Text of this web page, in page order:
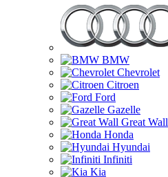
BMW
Chevrolet
Citroen
Ford
Gazelle
Great Wall
Honda
Hyundai
Infiniti
Kia